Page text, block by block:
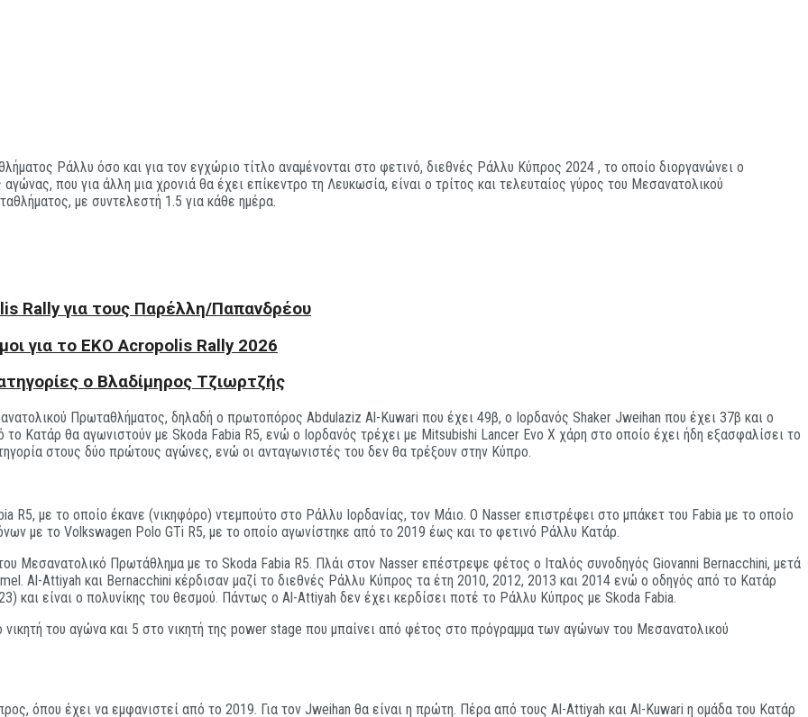
Ράλλυ όσο και για τον εγχώριο τίτλο αναμένονται στο φετινό, διεθνές Ράλλυ Κύπρος 2024 , το οποίο διοργανώνει ο
που για άλλη μια χρονιά θα έχει επίκεντρο τη Λευκωσία, είναι ο τρίτος και τελευταίος γύρος του Μεσανατολικού
με συντελεστή 1.5 για κάθε ημέρα.
Rally για τους Παρέλλη/Παπανδρέου
για το EKO Acropolis Rally 2026
ο Βλαδίμηρος Τζιωρτζής
Πρωταθλήματος, δηλαδή ο πρωτοπόρος Abdulaziz Al-Kuwari που έχει 49β, ο Ιορδανός Shaker Jweihan που έχει 37β και ο
Κατάρ θα αγωνιστούν με Skoda Fabia R5, ενώ ο Ιορδανός τρέχει με Mitsubishi Lancer Evo X χάρη στο οποίο έχει ήδη εξασφαλίσει το
στους δύο πρώτους αγώνες, ενώ οι ανταγωνιστές του δεν θα τρέξουν στην Κύπρο.
R5, με το οποίο έκανε (νικηφόρο) ντεμπούτο στο Ράλλυ Ιορδανίας, τον Μάιο. Ο Nasser επιστρέφει στο μπάκετ του Fabia με το οποίο
με το Volkswagen Polo GTi R5, με το οποίο αγωνίστηκε από το 2019 έως και το φετινό Ράλλυ Κατάρ.
Μεσανατολικό Πρωτάθλημα με το Skoda Fabia R5. Πλάι στον Nasser επέστρεψε φέτος ο Ιταλός συνοδηγός Giovanni Bernacchini, μετά
Al-Attiyah και Bernacchini κέρδισαν μαζί το διεθνές Ράλλυ Κύπρος τα έτη 2010, 2012, 2013 και 2014 ενώ ο οδηγός από το Κατάρ
είναι ο πολυνίκης του θεσμού. Πάντως ο Al-Attiyah δεν έχει κερδίσει ποτέ το Ράλλυ Κύπρος με Skoda Fabia.
του αγώνα και 5 στο νικητή της power stage που μπαίνει από φέτος στο πρόγραμμα των αγώνων του Μεσανατολικού
όπου έχει να εμφανιστεί από το 2019. Για τον Jweihan θα είναι η πρώτη. Πέρα από τους Al-Attiyah και Al-Kuwari η ομάδα του Κατάρ